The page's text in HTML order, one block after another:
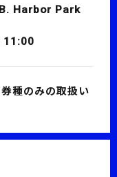
Harbor Park
11:00
種のみの取扱い